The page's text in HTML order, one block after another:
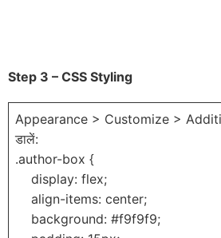
Step 3 – CSS Styling
Appearance > Customize >
डालें:
.author-box {
display: flex;
align-items: center;
background: #f9f9f9;